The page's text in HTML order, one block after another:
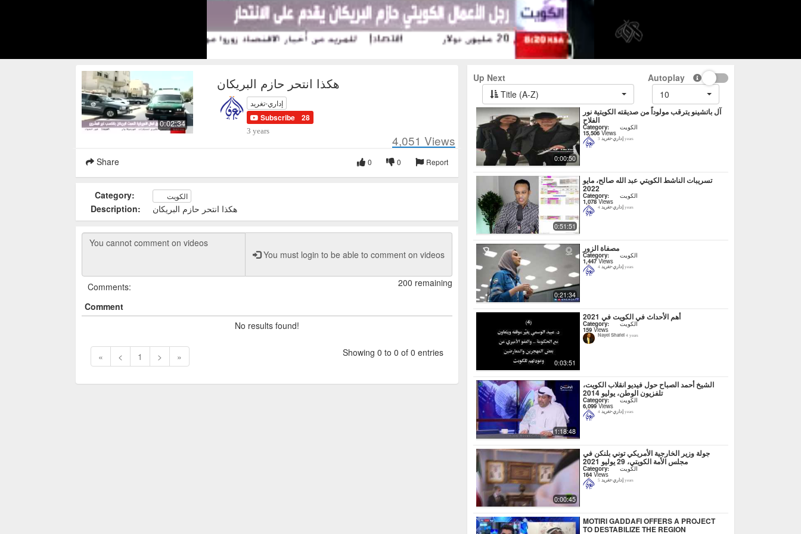
0:02:34
هكذا انتحر حازم البريكان
إداري-تغريد
Subscribe 28
3 years
4,051 Views
Share Report
0
0
Category: الكويت
Description: هكذا انتحر حازم البريكان
You must login to be able to comment on videos
200 remaining
Comments:
Comment
No results found!
« < 1 > » Showing 0 to 0 of 0 entries
Up Next
Autoplay
Title (A-Z)
10
0:00:50
آل باتشينو يترقب مولوداً من صديقته الكويتية نور
الفلاح
Category: الكويت
15,506 Views
إداري-تغريد 3 years
0:51:51
تسريبات الناشط الكويتي عبد الله صالح، مايو
2022
Category: الكويت
1,078Views
إداري-تغريد 4 years
0:21:34
مصفاة الزور
Category: الكويت
1,447Views
إداري-تغريد 4 years
0:03:51
أهم الأحداث في الكويت في 2021
Category: الكويت
159 Views
Nayel Shafei 4 years
1:18:48
الشيخ أحمد الصباح حول فيديو انقلاب الكويت،
تلفزيون الوطن، يوليو 2014
Category: الكويت
6,099Views
إداري-تغريد 4 years
0:00:45
جولة وزير الخارجية الأمريكي توني بلنكن في
مجلس الأمة الكويتي، 29 يوليو 2021
Category: الكويت
164 Views
إداري-تغريد 5 years
MOTIRI GADDAFI OFFERS A PROJECT
TO DESTABILIZE THE REGION